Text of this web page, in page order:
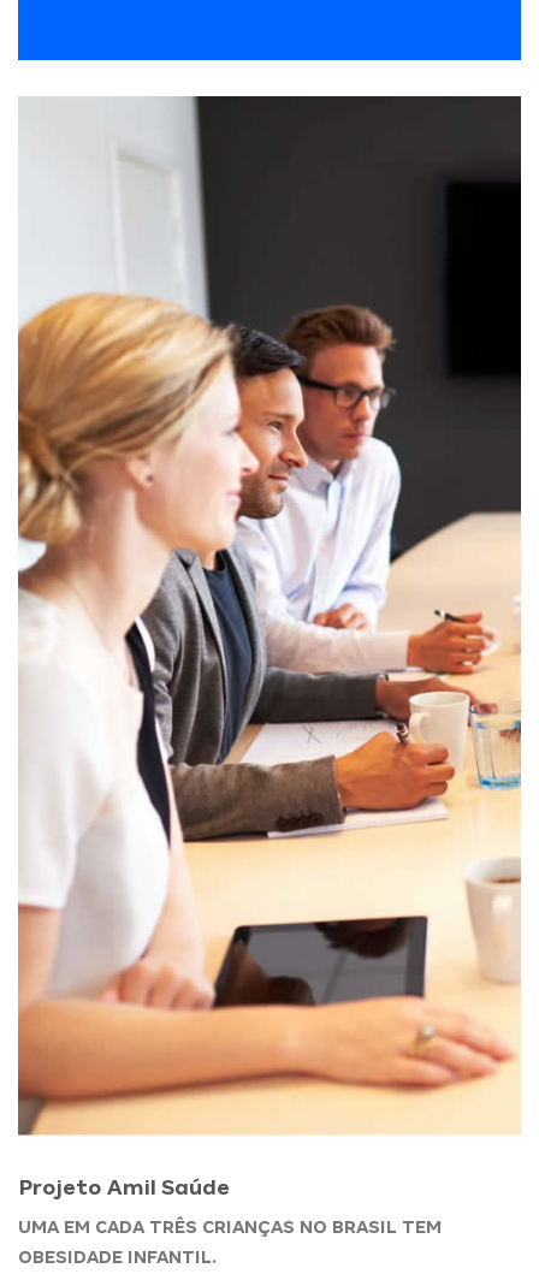
Projeto Amil Saúde
UMA EM CADA TRÊS CRIANÇAS NO BRASIL TEM
OBESIDADE INFANTIL.